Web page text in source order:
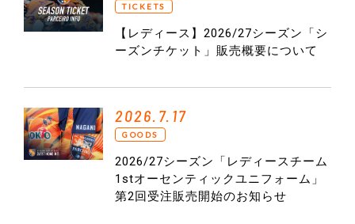
TICKETS
【レディース】2026/27シーズン「シ
ーズンチケット」販売概要について
2026.7.17
GOODS
2026/27シーズン「レディースチーム
1stオーセンティックユニフォーム」
第2回受注販売開始のお知らせ